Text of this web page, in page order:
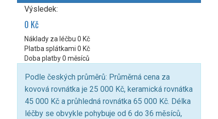
Výsledek:
0 Kč
Náklady za léčbu 0 Kč
Platba splátkami 0 Kč
Doba platby0 měsíců
Podle českých průměrů: Průměrná cena za
kovová rovnátka je 25 000 Kč, keramická rovnátka
45 000 Kč a průhledná rovnátka 65 000 Kč. Délka
léčby se obvykle pohybuje od 6 do 36 měsíců,